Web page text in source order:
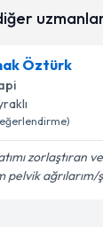
uzmandan
ve kişisel
Öztürk
zorlaştıran
pelvik